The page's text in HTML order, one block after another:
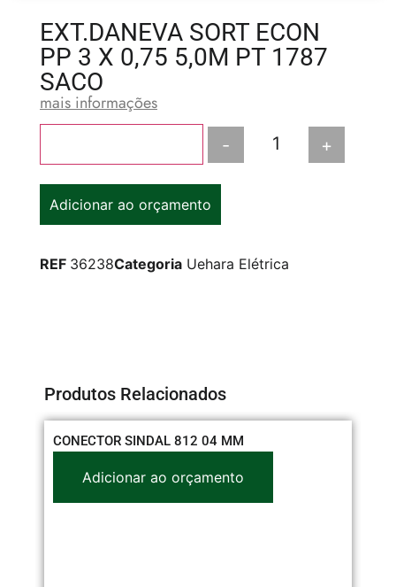
EXT.DANEVA SORT ECON
PP 3 X 0,75 5,0M PT 1787
SACO
mais informações
- +
Adicionar ao orçamento
REF 36238Categoria Uehara Elétrica
Produtos Relacionados
CONECTOR SINDAL 812 04 MM
Adicionar ao orçamento